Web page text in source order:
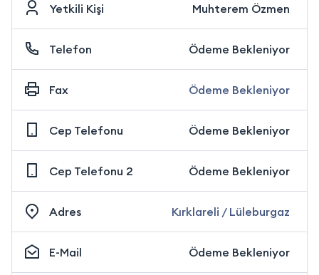
Yetkili Kişi Muhterem Özmen
Telefon Ödeme Bekleniyor
Fax Ödeme Bekleniyor
Cep Telefonu Ödeme Bekleniyor
Cep Telefonu 2 Ödeme Bekleniyor
Adres Kırklareli / Lüleburgaz
E-Mail Ödeme Bekleniyor